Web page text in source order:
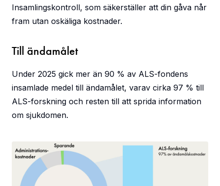
Insamlingskontroll, som säkerställer att din gåva når
fram utan oskäliga kostnader.
Till ändamålet
Under 2025 gick mer än 90 % av ALS-fondens
insamlade medel till ändamålet, varav cirka 97 % till
ALS-forskning och resten till att sprida information
om sjukdomen.